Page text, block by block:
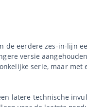
de eerdere zes-in-lijn
versie
serie, maar
latere technische